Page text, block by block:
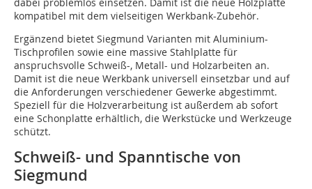
dabei problemlos einsetzen. Damit ist die neue Holzplatte
kompatibel mit dem vielseitigen Werkbank-Zubehör.
Ergänzend bietet Siegmund Varianten mit Aluminium-
Tischprofilen sowie eine massive Stahlplatte für
anspruchsvolle Schweiß-, Metall- und Holzarbeiten an.
Damit ist die neue Werkbank universell einsetzbar und auf
die Anforderungen verschiedener Gewerke abgestimmt.
Speziell für die Holzverarbeitung ist außerdem ab sofort
eine Schonplatte erhältlich, die Werkstücke und Werkzeuge
schützt.
Schweiß- und Spanntische von
Siegmund